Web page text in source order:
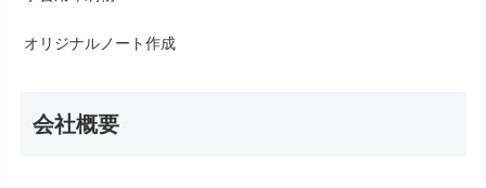
オリジナルノート作成
会社概要